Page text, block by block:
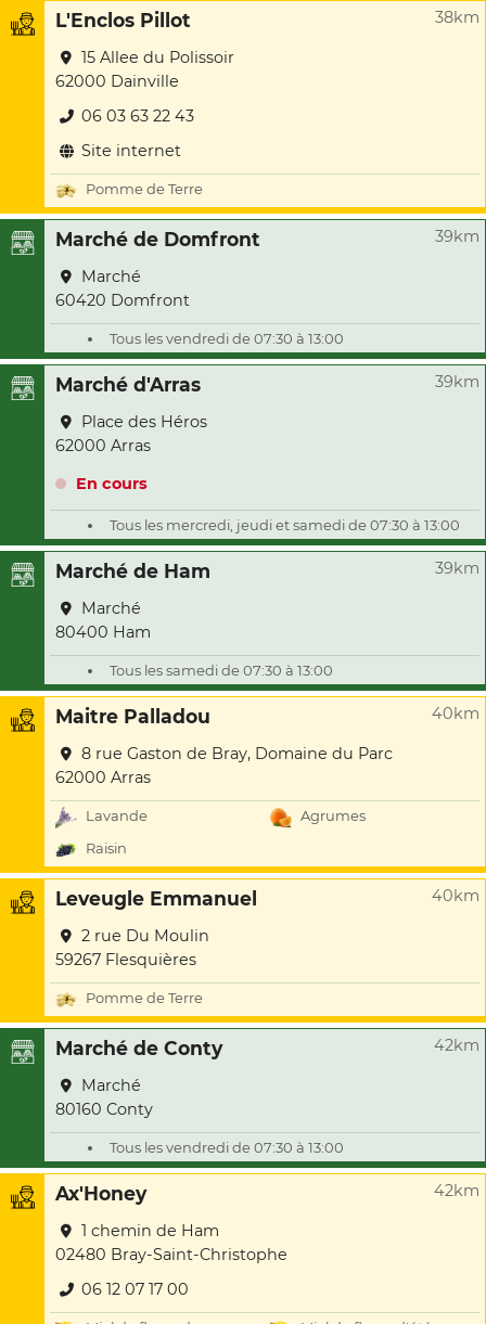
L'Enclos Pillot 38km
15 Allee du Polissoir
62000 Dainville
06 03 63 22 43
Site internet
Pomme de Terre
Marché de Domfront 39km
Marché
60420 Domfront
Tous les vendredi de 07:30 à 13:00
Marché d'Arras 39km
Place des Héros
62000 Arras
En cours
Tous les mercredi, jeudi et samedi de 07:30 à 13:00
Marché de Ham 39km
Marché
80400 Ham
Tous les samedi de 07:30 à 13:00
Maitre Palladou 40km
8 rue Gaston de Bray, Domaine du Parc
62000 Arras
Lavande
Agrumes
Raisin
Leveugle Emmanuel 40km
2 rue Du Moulin
59267 Flesquières
Pomme de Terre
Marché de Conty 42km
Marché
80160 Conty
Tous les vendredi de 07:30 à 13:00
Ax'Honey 42km
1 chemin de Ham
02480 Bray-Saint-Christophe
06 12 07 17 00